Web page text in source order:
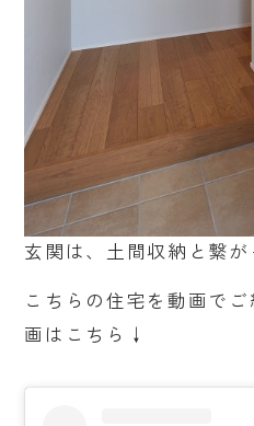
玄関は、土間収納と繋が
こちらの住宅を動画で
画はこちら↓